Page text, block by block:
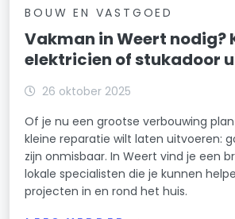
BOUW EN VASTGOED
Vakman in Weert nodig?
elektricien of stukadoor
26 oktober 2025
Of je nu een grootse verbouwing
kleine reparatie wilt laten uitvoeren:
zijn onmisbaar. In Weert vind je een
lokale specialisten die je kunnen
projecten in en rond het huis.